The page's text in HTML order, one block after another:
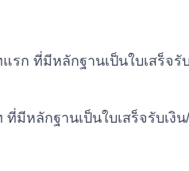
ก ที่มีหลักฐานเป็นใบเสร็จรั
มีหลักฐานเป็นใบเสร็จรับเงิ